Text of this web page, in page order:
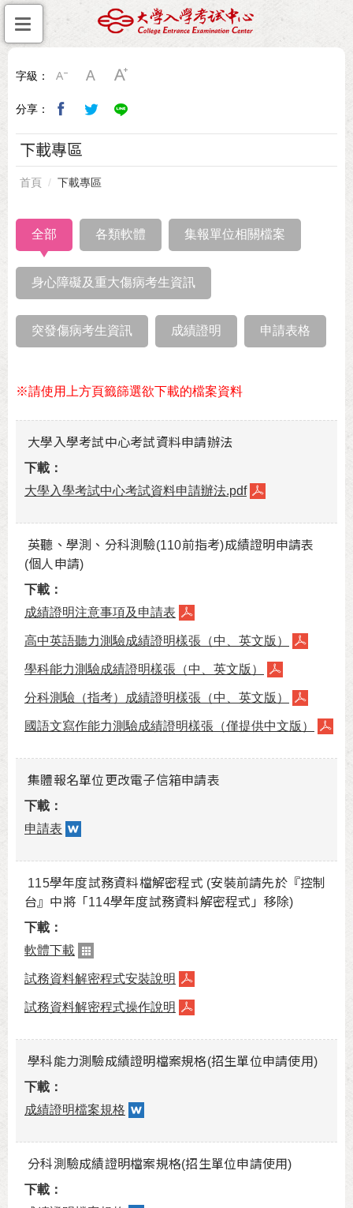
字級：
分享：
下載專區
首頁 下載專區
全部 各類軟體 集報單位相關檔案
身心障礙及重大傷病考生資訊
突發傷病考生資訊 成績證明 申請表格
※請使用上方頁籤篩選欲下載的檔案資料
大學入學考試中心考試資料申請辦法
大學入學考試中心考試資料申請辦法.pdf
英聽、學測、分科測驗(110前指考)成績證明申請表
(個人申請)
成績證明注意事項及申請表
高中英語聽力測驗成績證明樣張（中、英文版）
學科能力測驗成績證明樣張（中、英文版）
分科測驗（指考）成績證明樣張（中、英文版）
國語文寫作能力測驗成績證明樣張（僅提供中文版）
集體報名單位更改電子信箱申請表
申請表
115學年度試務資料檔解密程式 (安裝前請先於『控制
台』中將「114學年度試務資料解密程式」移除)
軟體下載
試務資料解密程式安裝說明
試務資料解密程式操作說明
學科能力測驗成績證明檔案規格(招生單位申請使用)
成績證明檔案規格
分科測驗成績證明檔案規格(招生單位申請使用)